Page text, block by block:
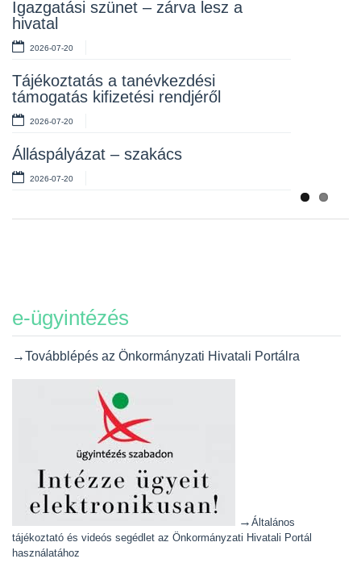
Igazgatási szünet – zárva lesz a
hivatal
2026-07-20
Tájékoztatás a tanévkezdési
támogatás kifizetési rendjéről
2026-07-20
Álláspályázat – szakács
2026-07-20
2026-07-10
Álláspályázat – takarító
2026-07-06
e-ügyintézés
→Továbblépés az Önkormányzati Hivatali Portálra
→ Általános
tájékoztató és videós segédlet az Önkormányzati Hivatali Portál
használatához